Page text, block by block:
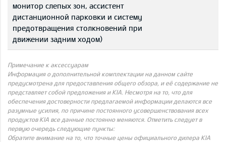
монитор слепых зон, ассистент
дистанционной парковки и систему
предотвращения столкновений при
движении задним ходом)
Примечание к аксессуарам
Информация о дополнительной комплектации на данном сайте
предусмотрена для предоставления общего обзора, и её содержание не
представляет собой предложения и KIA. Несмотря на то, что для
обеспечения достоверности предлагаемой информации делаются все
разумные усилия, по причине постоянного усовершенствования всех
продуктов KIA все данные постоянно меняются. Отметить следует в
первую очередь следующие пункты:
Обратите внимание на то, что точные цены официального дилера KIA